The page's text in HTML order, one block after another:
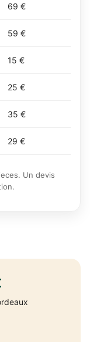
69 €
59 €
15 €
25 €
35 €
29 €
Un devis